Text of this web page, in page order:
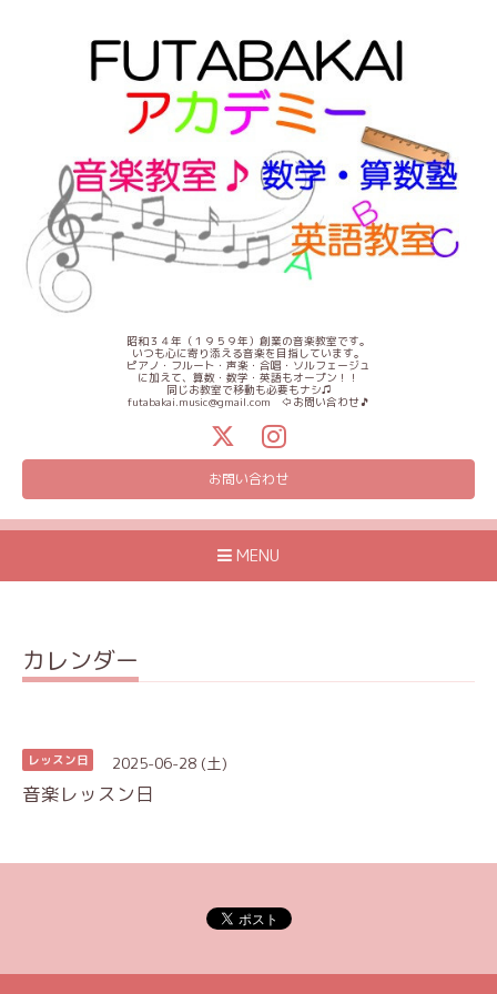
昭和３４年（１９５９年）創業の音楽教室です。
いつも心に寄り添える音楽を目指しています。
ピアノ・フルート・声楽・合唱・ソルフェージュ
に加えて、算数・数学・英語もオープン！！
同じお教室で移動も必要もナシ♫
futabakai.music@gmail.com ⇦お問い合わせ🎵
お問い合わせ
MENU
カレンダー
レッスン日 2025-06-28 (土)
音楽レッスン日